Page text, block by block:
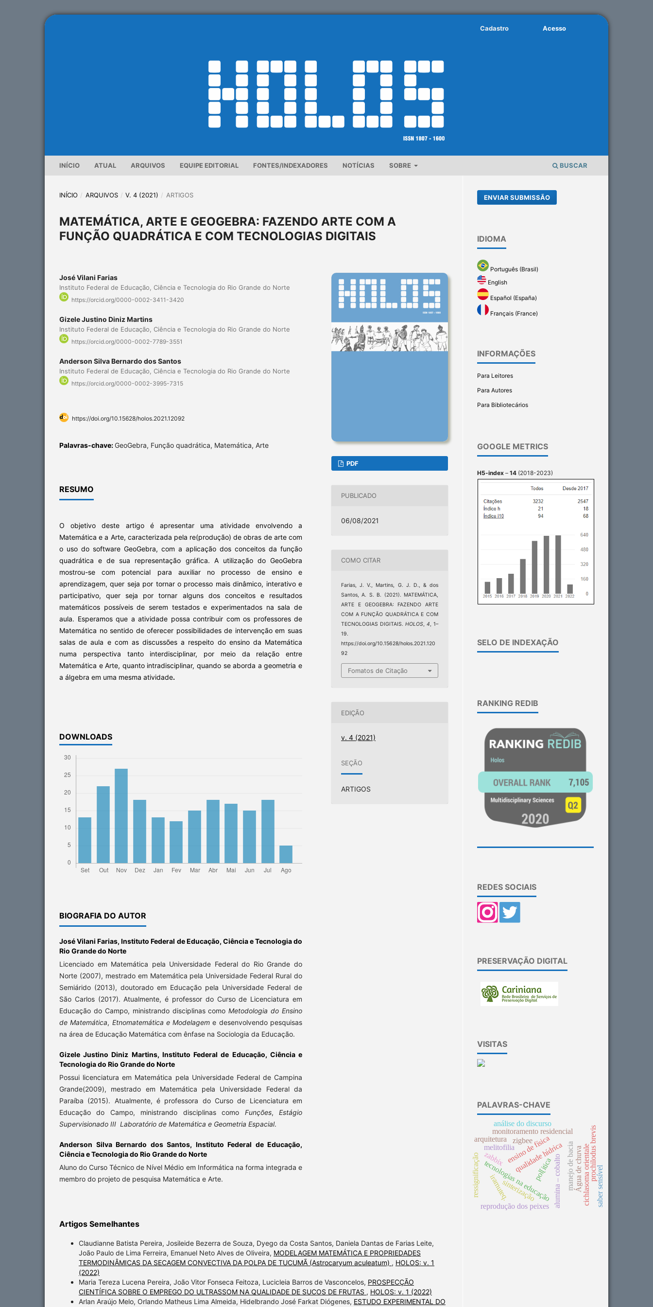
INÍCIO ATUAL ARQUIVOS EQUIPE EDITORIAL FONTES/INDEXADORES NOTÍCIAS SOBRE BUSCAR
Cadastro Acesso
INÍCIO / ARQUIVOS / V. 4 (2021) / ARTIGOS
MATEMÁTICA, ARTE E GEOGEBRA: FAZENDO ARTE COM A
FUNÇÃO QUADRÁTICA E COM TECNOLOGIAS DIGITAIS
José Vilani Farias
Instituto Federal de Educação, Ciência e Tecnologia do Rio Grande do Norte
https://orcid.org/0000-0002-3411-3420
Gizele Justino Diniz Martins
Instituto Federal de Educação, Ciência e Tecnologia do Rio Grande do Norte
https://orcid.org/0000-0002-7789-3551
Anderson Silva Bernardo dos Santos
Instituto Federal de Educação, Ciência e Tecnologia do Rio Grande do Norte
https://orcid.org/0000-0002-3995-7315
https://doi.org/10.15628/holos.2021.12092
Palavras-chave: GeoGebra, Função quadrática, Matemática, Arte
RESUMO
O objetivo deste artigo é apresentar uma atividade envolvendo a
Matemática e a Arte, caracterizada pela re(produção) de obras de arte com
o uso do software GeoGebra, com a aplicação dos conceitos da função
quadrática e de sua representação gráfica. A utilização do GeoGebra
mostrou-se com potencial para auxiliar no processo de ensino e
aprendizagem, quer seja por tornar o processo mais dinâmico, interativo e
participativo, quer seja por tornar alguns dos conceitos e resultados
matemáticos possíveis de serem testados e experimentados na sala de
aula. Esperamos que a atividade possa contribuir com os professores de
Matemática no sentido de oferecer possibilidades de intervenção em suas
salas de aula e com as discussões a respeito do ensino da Matemática
numa perspectiva tanto interdisciplinar, por meio da relação entre
Matemática e Arte, quanto intradisciplinar, quando se aborda a geometria e
a álgebra em uma mesma atividade.
DOWNLOADS
BIOGRAFIA DO AUTOR
José Vilani Farias,Instituto Federal de Educação, Ciência e Tecnologia do
Rio Grande do Norte
Licenciado em Matemática pela Universidade Federal do Rio Grande do
Norte (2007), mestrado em Matemática pela Universidade Federal Rural do
Semiárido (2013), doutorado em Educação pela Universidade Federal de
São Carlos (2017). Atualmente, é professor do Curso de Licenciatura em
Educação do Campo, ministrando disciplinas comoMetodologia do Ensino
de Matemática, Etnomatemática e Modelagem e desenvolvendo pesquisas
na área de Educação Matemática com ênfase na Sociologia da Educação.
Gizele Justino Diniz Martins, Instituto Federal de Educação, Ciência e
Tecnologia do Rio Grande do Norte
Possui licenciatura em Matemática pela Universidade Federal de Campina
Grande(2009), mestrado em Matemática pela Universidade Federal da
Paraíba (2015). Atualmente, é professora do Curso de Licenciatura em
Educação do Campo, ministrando disciplinas como Funções,Estágio
Supervisionado III Laboratório de Matemática e Geometria Espacial.
Anderson Silva Bernardo dos Santos, Instituto Federal de Educação,
Ciência e Tecnologia do Rio Grande do Norte
Aluno do Curso Técnico de Nível Médio em Informática na forma integrada e
membro do projeto de pesquisa Matemática e Arte.
PDF
PUBLICADO
06/08/2021
COMO CITAR
Farias, J. V., Martins, G. J. D., & dos
Santos, A. S. B. (2021). MATEMÁTICA,
ARTE E GEOGEBRA: FAZENDO ARTE
COM A FUNÇÃO QUADRÁTICA E COM
TECNOLOGIAS DIGITAIS. HOLOS 4 , 1–
19.
https://doi.org/10.15628/holos.2021.120
92
Fomatos de Citação
EDIÇÃO
v. 4 (2021)
SEÇÃO
ARTIGOS
Artigos Semelhantes
Claudianne Batista Pereira, Josileide Bezerra de Souza, Dyego da Costa Santos, Daniela Dantas de Farias Leite,
João Paulo de Lima Ferreira, Emanuel Neto Alves de Oliveira, MODELAGEM MATEMÁTICA E PROPRIEDADES
TERMODINÂMICAS DA SECAGEM CONVECTIVA DA POLPA DE TUCUMÃ (Astrocaryum aculeatum) , HOLOS: v. 1
(2022)
Maria Tereza Lucena Pereira, João Vitor Fonseca Feitoza, Lucicleia Barros de Vasconcelos, PROSPECÇÃO
CIENTÍFICA SOBRE O EMPREGO DO ULTRASSOM NA QUALIDADE DE SUCOS DE FRUTAS , HOLOS: v. 1 (2022)
Arlan Araújo Melo, Orlando Matheus Lima Almeida, Hidelbrando José Farkat Diógenes, ESTUDO EXPERIMENTAL DO
ENVIAR SUBMISSÃO
IDIOMA
Português (Brasil)
English
Español (España)
Français (France)
INFORMAÇÕES
Para Leitores
Para Autores
Para Bibliotecários
GOOGLE METRICS
H5-index – 14 (2018-2023)
SELO DE INDEXAÇÃO
RANKING REDIB
REDES SOCIAIS
PRESERVAÇÃO DIGITAL
VISITAS
PALAVRAS-CHAVE
ensino de física
qualidade hídricamanejo de bacia
tecnologias na educaçãoalumina – cobalto
sinterização
monitoramento residencial
zigbee
zabbix pol[itica Água de chuva
reprodução dos peixes
ressignificação cichlasoma orientaleprochilodus brevis
saber sensível
análise do discurso
iramuteq.
melitofilia
arquitetura